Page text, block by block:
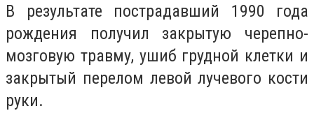
В результате пострадавший 1990 года
рождения получил закрытую черепно-
мозговую травму, ушиб грудной клетки и
закрытый перелом левой лучевого кости
руки.